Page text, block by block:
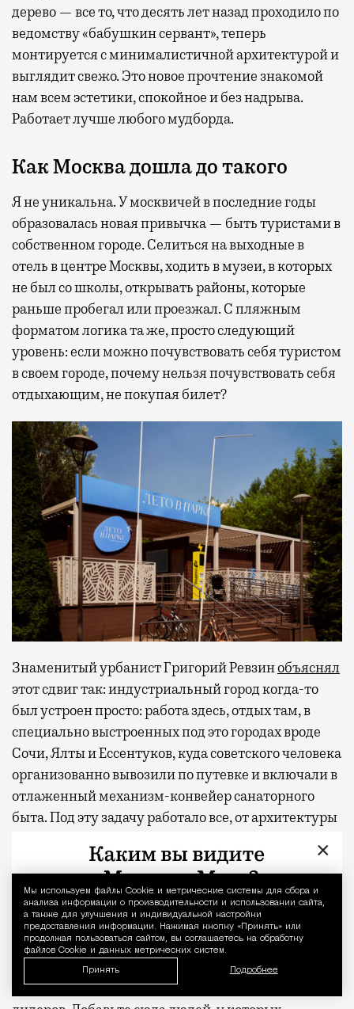
Уведомление
Мы используем файлы Сookie и метрические системы для сбора и
анализа информации о производительности и использовании сайта,
а также для улучшения и индивидуальной настройки
предоставления информации. Нажимая кнопку «Принять» или
продолжая пользоваться сайтом, вы соглашаетесь на обработку
файлов Cookie и данных метрических систем.
Принять Подробнее
дерево — все то, что десять лет назад проходило по
ведомству «бабушкин сервант», теперь
монтируется с минималистичной архитектурой и
выглядит свежо. Это новое прочтение знакомой
нам всем эстетики, спокойное и без надрыва.
Работает лучше любого мудборда.
Как Москва дошла до такого
Я не уникальна. У москвичей в последние годы
образовалась новая привычка — быть туристами в
собственном городе. Селиться на выходные в
отель в центре Москвы, ходить в музеи, в которых
не был со школы, открывать районы, которые
раньше пробегал или проезжал. С пляжным
форматом логика та же, просто следующий
уровень: если можно почувствовать себя туристом
в своем городе, почему нельзя почувствовать себя
отдыхающим, не покупая билет?
Знаменитый урбанист Григорий Ревзинобъяснял
этот сдвиг так: индустриальный город когда-то
был устроен просто: работа здесь, отдых там, в
специально выстроенных под это городах вроде
Сочи, Ялты и Ессентуков, куда советского человека
организованно вывозили по путевке и включали в
отлаженный механизм-конвейер санаторного
быта. Под эту задачу работало все, от архитектуры
потом транслировали кино и цветные плакаты.
метрополии никому не приходило в голову.
Расслабленная атмосфера жила в своих
заповедниках и никуда оттуда не выбиралась. А
тут вдруг вырвалась и распространяется по
мировым столицам — и Москва оказалась в числе
×